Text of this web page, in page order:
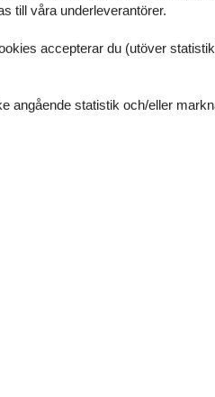
till våra underleverantörer.
accepterar du (utöver
angående statistik och/eller